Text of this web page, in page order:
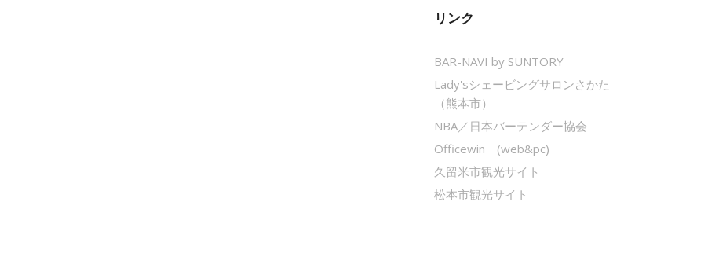
リンク
BAR-NAVI by SUNTORY
Lady'sシェービングサロンさかた
（熊本市）
NBA／日本バーテンダー協会
Officewin (web&pc)
久留米市観光サイト
松本市観光サイト